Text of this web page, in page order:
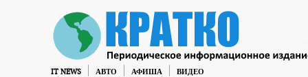
IT NEWS АВТО АФИША
ВИДЕО